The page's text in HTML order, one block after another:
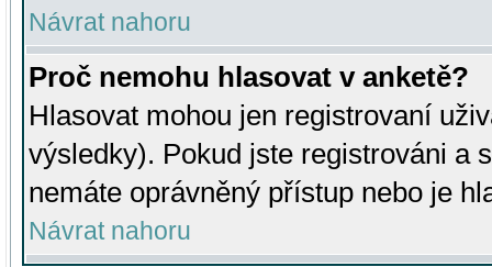
Návrat nahoru
Proč nemohu hlasovat v anketě?
Hlasovat mohou jen registrovaní
výsledky). Pokud jste registrováni a
nemáte oprávněný přístup nebo je
Návrat nahoru